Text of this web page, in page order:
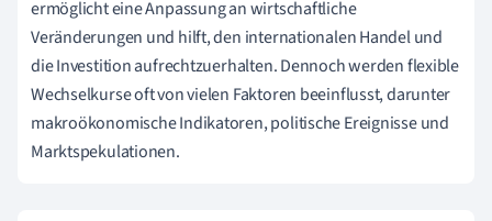
ermöglicht eine Anpassung an wirtschaftliche
Veränderungen und hilft, den internationalen Handel und
die Investition aufrechtzuerhalten. Dennoch werden flexible
Wechselkurse oft von vielen Faktoren beeinflusst, darunter
makroökonomische Indikatoren, politische Ereignisse und
Marktspekulationen.